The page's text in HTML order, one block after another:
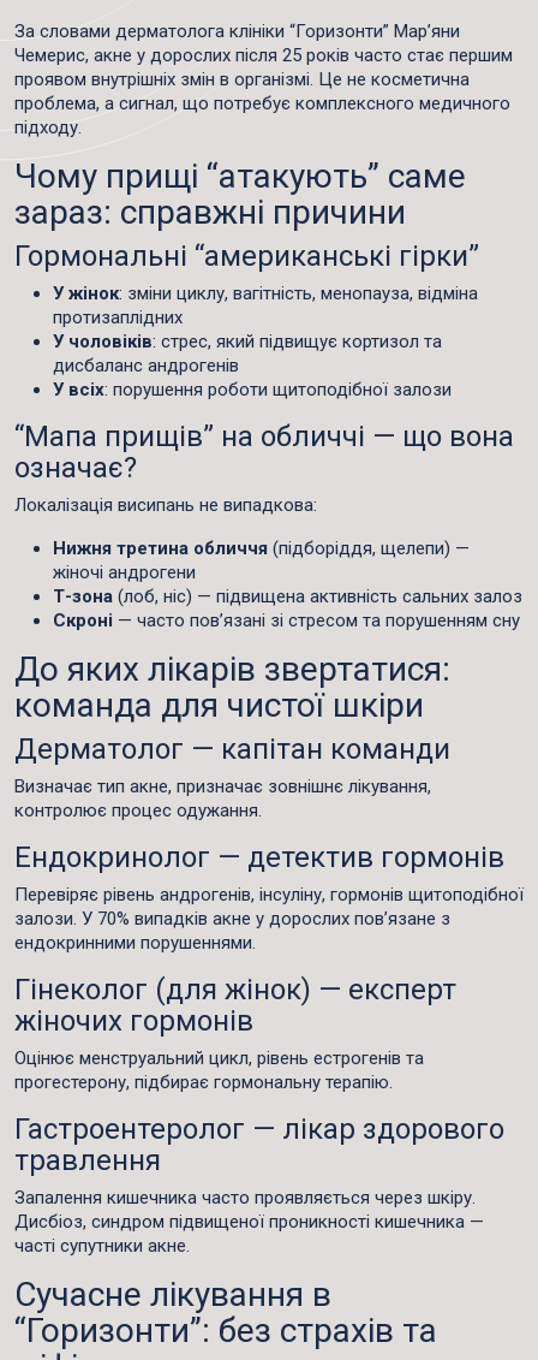
За словами дерматолога клініки “Горизонти” Мар’яни
Чемерис, акне у дорослих після 25 років часто стає першим
проявом внутрішніх змін в організмі. Це не косметична
проблема, а сигнал, що потребує комплексного медичного
підходу.
Чому прищі “атакують” саме
зараз: справжні причини
Гормональні “американські гірки”
У жінок: зміни циклу, вагітність, менопауза, відміна
протизаплідних
У чоловіків: стрес, який підвищує кортизол та
дисбаланс андрогенів
У всіх: порушення роботи щитоподібної залози
“Мапа прищів” на обличчі — що вона
означає?
Локалізація висипань не випадкова:
Нижня третина обличчя (підборіддя, щелепи) —
жіночі андрогени
Т-зона (лоб, ніс) — підвищена активність сальних залоз
Скроні — часто пов’язані зі стресом та порушенням сну
До яких лікарів звертатися:
команда для чистої шкіри
Дерматолог — капітан команди
Визначає тип акне, призначає зовнішнє лікування,
контролює процес одужання.
Ендокринолог — детектив гормонів
Перевіряє рівень андрогенів, інсуліну, гормонів щитоподібної
залози. У 70% випадків акне у дорослих пов’язане з
ендокринними порушеннями.
Гінеколог (для жінок) — експерт
жіночих гормонів
Оцінює менструальний цикл, рівень естрогенів та
прогестерону, підбирає гормональну терапію.
Гастроентеролог — лікар здорового
травлення
Запалення кишечника часто проявляється через шкіру.
Дисбіоз, синдром підвищеної проникності кишечника —
часті супутники акне.
Сучасне лікування в
“Горизонти”: без страхів та